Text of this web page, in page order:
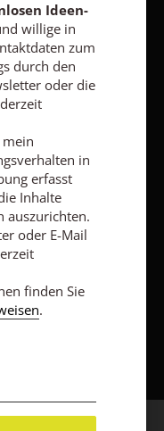
Barrierefreiheit
online kündigen
Ideen-
willige in
zum
durch den
oder die
in
erfasst
Inhalte
auszurichten.
oder E-Mail
finden Sie
.